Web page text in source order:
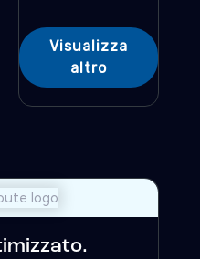
Visualizza
altro